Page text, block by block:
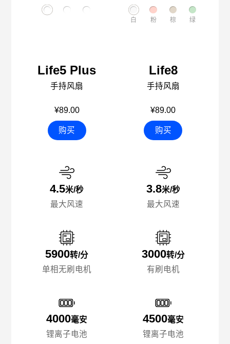
Life5 Plus
手持风扇
¥89.00
购买
4.5米/秒
最大风速
5900转/分
单相无刷电机
4000毫安
锂离子电池
白 粉 棕 绿
Life8
手持风扇
¥89.00
购买
3.8米/秒
最大风速
3000转/分
有刷电机
4500毫安
锂离子电池